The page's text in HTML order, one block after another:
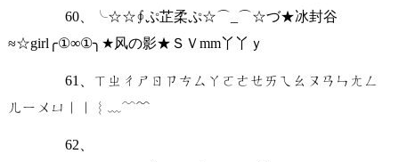
60、╰☆☆∮ぷ芷柔ぷ☆⌒_⌒☆づ★冰封谷
≈☆girl╭①∞①╮★风の影★ＳＶmm丫丫ｙ
61、ㄒㄓㄔㄕㄖㄗㄘㄙㄚㄛㄜㄝㄞㄟㄠㄡㄢㄣㄤㄥ
ㄦㄧㄨㄩ︱︳︴﹏﹋﹌
62、